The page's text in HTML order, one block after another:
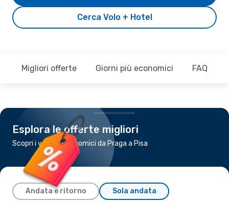
Cerca Volo + Hotel
Migliori offerte Giorni più economici FAQ
Esplora le offerte migliori
Scopri i voli più economici da Praga a Pisa
Andata e ritorno Sola andata